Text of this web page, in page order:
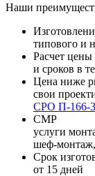
Наши
типового и
Расчет цены
и сроков в
Цена ниже
свои
СРО П-166-
СМР
услуги
шеф-монтаж,
Срок
от 15 дней